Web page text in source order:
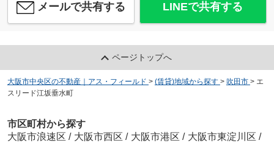
メールで共有する LINEで共有する
ページトップへ
大阪市中央区の不動産｜アス・フィールド > (賃貸)地域から探す > 吹田市 > エ
スリード江坂垂水町
市区町村から探す
大阪市浪速区 / 大阪市西区 / 大阪市港区 / 大阪市東淀川区 /